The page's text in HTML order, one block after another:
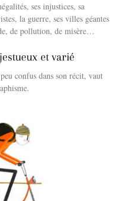
ses injustices, sa
la guerre, ses villes géantes
de pollution, de misère…
et varié
confus dans son récit, vaut